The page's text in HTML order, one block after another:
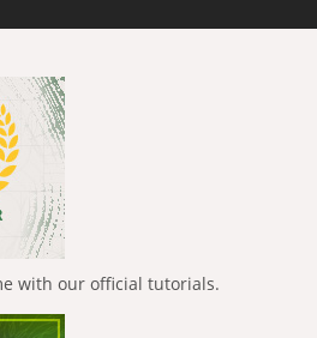
with our official tutorials.